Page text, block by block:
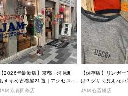
【2026年最新版】京都・河原町
おすすめ古着屋21選｜アクセス良
好な絶対行くべきショップ厳選！
京都四条店
【保存版】リンガ
は？ダサく見えない
なし完全ガイド
JAM 心斎橋店